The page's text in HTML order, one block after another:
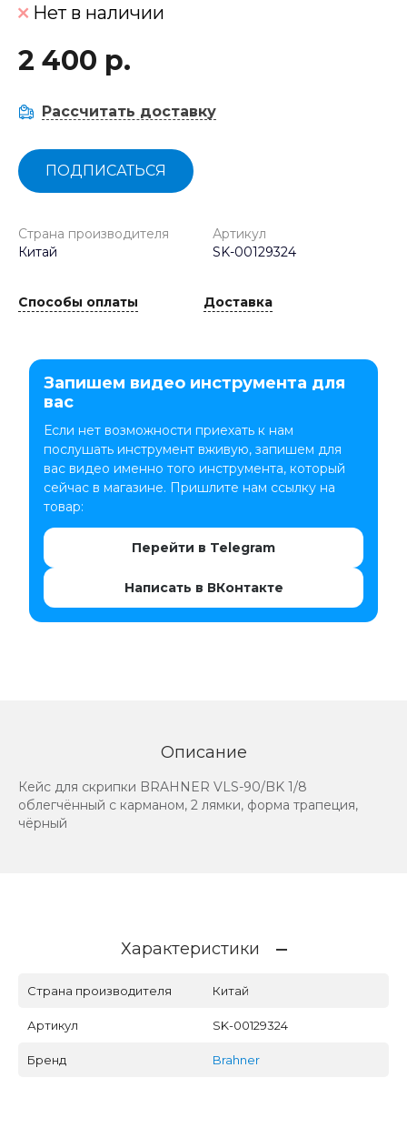
Нет в наличии
2 400 р.
Рассчитать доставку
ПОДПИСАТЬСЯ
Страна производителя
Китай
Артикул
SK-00129324
Способы оплаты Доставка
Запишем видео инструмента для
вас
Если нет возможности приехать к нам
послушать инструмент вживую, запишем для
вас видео именно того инструмента, который
сейчас в магазине. Пришлите нам ссылку на
товар:
Перейти в Telegram
Написать в ВКонтакте
Описание
Кейс для скрипки BRAHNER VLS-90/BK 1/8
облегчённый с карманом, 2 лямки, форма трапеция,
чёрный
Характеристики
Страна производителя Китай
Артикул SK-00129324
Бренд Brahner